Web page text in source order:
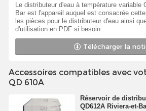
Le distributeur d'eau à température variable
Bar est l'appareil auquel est consacrée
les pièces pour le distributeur d'eau ainsi
d'utilisation en PDF si besoin.
Télécharger la
Accessoires compatibles avec
QD 610A
Réservoir de
QD612A Riviera-et-